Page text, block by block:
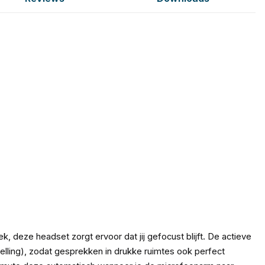
deze headset zorgt ervoor dat jij gefocust blijft. De actieve
zodat gesprekken in drukke ruimtes ook perfect